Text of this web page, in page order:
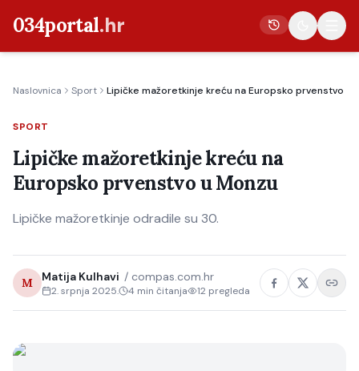
034portal.hr
Crna kronika
Poljoprivreda
Politika
Gospodarstvo
Kultura
Naslovnica Sport Lipičke mažoretkinje kreću na Europsko prvenstvo u
SPORT
Lipičke mažoretkinje kreću na
Europsko prvenstvo u Monzu
Lipičke mažoretkinje odradile su 30.
M Matija Kulhavi / compas.com.hr
2. srpnja 2025. 4 min čitanja 12 pregleda